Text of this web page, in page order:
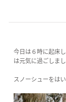
今日は６時に起床
は元気に過ごしまし
スノーシューをは